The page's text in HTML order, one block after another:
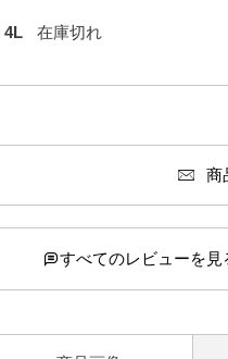
4L 在庫切れ
商
すべてのレビューを見